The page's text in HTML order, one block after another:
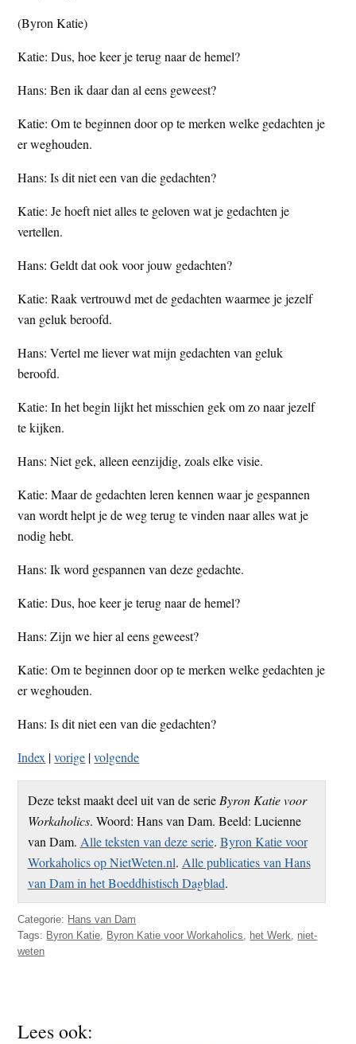
(Byron Katie)
Katie: Dus, hoe keer je terug naar de hemel?
Hans: Ben ik daar dan al eens geweest?
Katie: Om te beginnen door op te merken welke gedachten je
er weghouden.
Hans: Is dit niet een van die gedachten?
Katie: Je hoeft niet alles te geloven wat je gedachten je
vertellen.
Hans: Geldt dat ook voor jouw gedachten?
Katie: Raak vertrouwd met de gedachten waarmee je jezelf
van geluk beroofd.
Hans: Vertel me liever wat mijn gedachten van geluk
beroofd.
Katie: In het begin lijkt het misschien gek om zo naar jezelf
te kijken.
Hans: Niet gek, alleen eenzijdig, zoals elke visie.
Katie: Maar de gedachten leren kennen waar je gespannen
van wordt helpt je de weg terug te vinden naar alles wat je
nodig hebt.
Hans: Ik word gespannen van deze gedachte.
Katie: Dus, hoe keer je terug naar de hemel?
Hans: Zijn we hier al eens geweest?
Katie: Om te beginnen door op te merken welke gedachten je
er weghouden.
Hans: Is dit niet een van die gedachten?
Index |vorige |volgende
Deze tekst maakt deel uit van de serie Byron Katie voor
Workaholics. Woord: Hans van Dam. Beeld: Lucienne
van Dam. Alle teksten van deze serie. Byron Katie voor
Workaholics op NietWeten.nl. Alle publicaties van Hans
van Dam in het Boeddhistisch Dagblad.
Categorie: Hans van Dam
Tags: Byron Katie, Byron Katie voor Workaholics, het Werk, niet-
weten
Lees ook: